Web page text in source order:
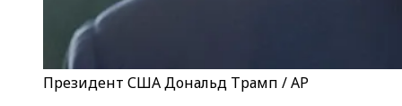
Президент США Дональд Трамп / AP